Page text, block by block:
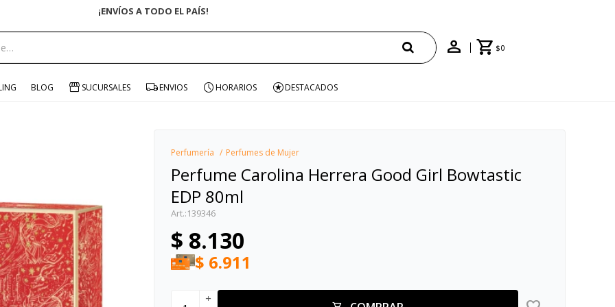
¡ENVÍOS A TODO EL PAÍS!
$0
BLOG SUCURSALES ENVIOS HORARIOS DESTACADOS
Perfumería Perfumes de Mujer
Perfume Carolina Herrera Good Girl Bowtastic
EDP 80ml
139346
$ 8.130
$ 6.911
add